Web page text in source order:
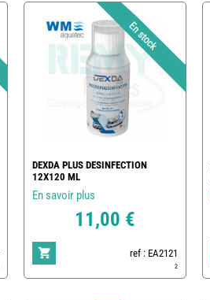
DEXDA PLUS DESINFECTION
12X120 ML
En savoir plus
11,00 €
ref : EA2121
2